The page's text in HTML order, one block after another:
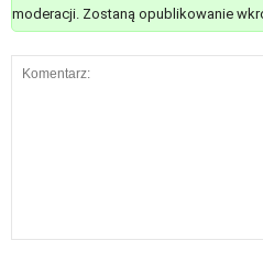
moderacji. Zostaną opublikowanie